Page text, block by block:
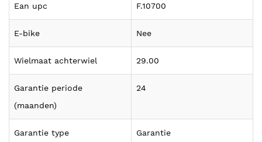
Ean upc F.10700
E-bike Nee
Wielmaat achterwiel 29.00
Garantie periode
(maanden)
24
Garantie type Garantie